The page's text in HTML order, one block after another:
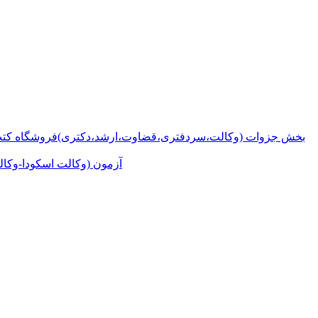
بخش جزوات (وکالت،سردفتری،قضاوت،ارشد،دکتری)فروشگاه
آزمون (وکالت اسکودا-